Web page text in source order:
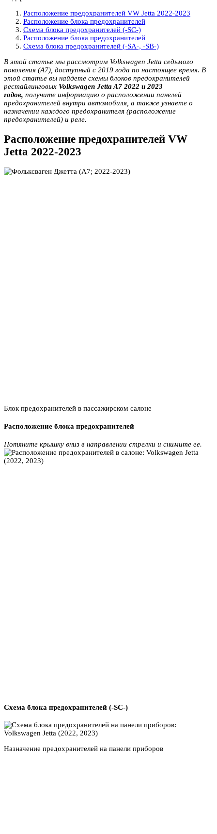
Расположение предохранителей VW Jetta 2022-2023
Расположение блока предохранителей
Схема блока предохранителей (-SC-)
Расположение блока предохранителей
Схема блока предохранителей (-SA-, -SB-)
В этой статье мы рассмотрим Volkswagen Jetta седьмого
поколения (A7), доступный с 2019 года по настоящее время. В
этой статье вы найдете схемы блоков предохранителей
рестайлинговых Volkswagen Jetta A7 2022 и 2023
годов, получите информацию о расположении панелей
предохранителей внутри автомобиля, а также узнаете о
назначении каждого предохранителя (расположение
предохранителей) и реле.
Расположение предохранителей VW
Jetta 2022-2023
Блок предохранителей в пассажирском салоне
Расположение блока предохранителей
Потяните крышку вниз в направлении стрелки и снимите ее.
Схема блока предохранителей (-SC-)
Назначение предохранителей на панели приборов